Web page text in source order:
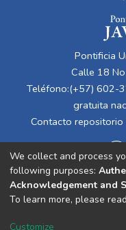
Pontificia
Calle 18
Teléfono:(+57) 602-
gratuita
Contacto repositorio
Cookie
We collect and process
following purposes:
Acknowledgement and
To learn more, please
Customize